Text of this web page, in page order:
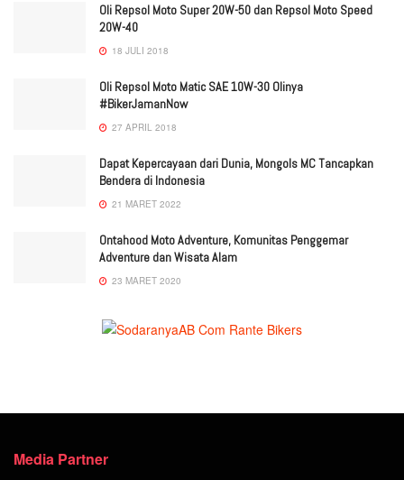
Oli Repsol Moto Super 20W-50 dan Repsol Moto Speed
20W-40
18 JULI 2018
Oli Repsol Moto Matic SAE 10W-30 Olinya
#BikerJamanNow
27 APRIL 2018
Dapat Kepercayaan dari Dunia, Mongols MC Tancapkan
Bendera di Indonesia
21 MARET 2022
Ontahood Moto Adventure, Komunitas Penggemar
Adventure dan Wisata Alam
23 MARET 2020
Media Partner